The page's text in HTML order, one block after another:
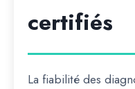
certifiés
La fiabilité des